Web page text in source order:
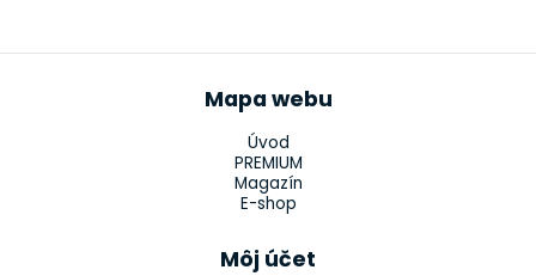
Mapa webu
Úvod
PREMIUM
Magazín
E-shop
Môj účet